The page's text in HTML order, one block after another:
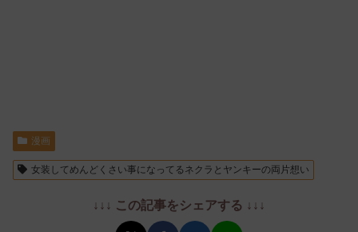
漫画
女装してめんどくさい事になってるネクラとヤンキーの両片想い
↓↓↓ この記事をシェアする ↓↓↓